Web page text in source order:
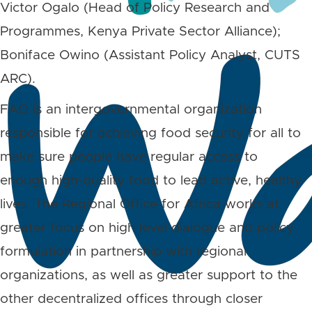
Victor Ogalo (Head of Policy Research and
Programmes, Kenya Private Sector Alliance);
Boniface Owino (Assistant Policy Analyst, CUTS
ARC).
FAO is an intergovernmental organization
responsible for achieving food security for all to
make sure people have regular access to
enough high-quality food to lead active, healthy
lives. The Regional Office for Africa works at
greater focus on high level dialogue and policy
formulation in partnership with regional
organizations, as well as greater support to the
other decentralized offices through closer